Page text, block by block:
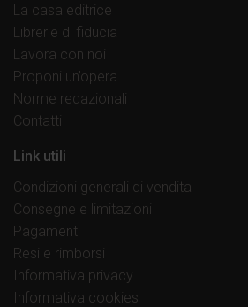
La casa editrice
Librerie di fiducia
Lavora con noi
Proponi un’opera
Norme redazionali
Contatti
Link utili
Condizioni generali di vendita
Consegne e limitazioni
Pagamenti
Resi e rimborsi
Informativa privacy
Informativa cookies